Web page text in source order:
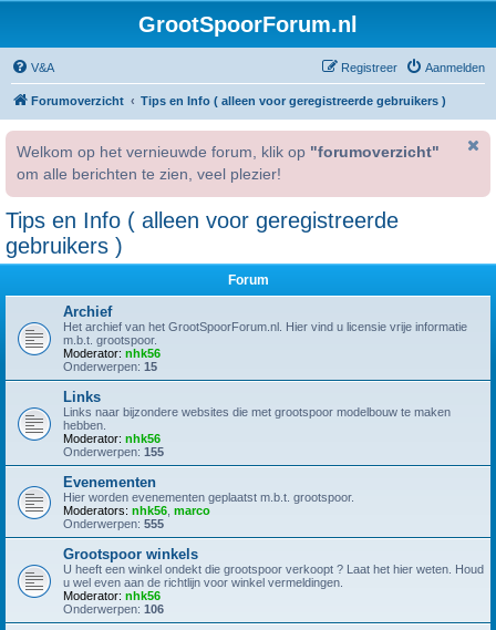
GrootSpoorForum.nl
V&A Aanmelden
Registreer
Forumoverzicht Tips en Info ( alleen voor geregistreerde gebruikers )
Welkom op het vernieuwde forum, klik op "forumoverzicht"
om alle berichten te zien, veel plezier!
Tips en Info ( alleen voor geregistreerde
gebruikers )
Forum
Archief
Het archief van het GrootSpoorForum.nl. Hier vind u licensie vrije informatie
m.b.t. grootspoor.
Moderator: nhk56
Onderwerpen: 15
Links
Links naar bijzondere websites die met grootspoor modelbouw te maken
hebben.
Moderator: nhk56
Onderwerpen: 155
Evenementen
Hier worden evenementen geplaatst m.b.t. grootspoor.
Moderators: nhk56 marco
Onderwerpen: 555
Grootspoor winkels
U heeft een winkel ondekt die grootspoor verkoopt ? Laat het hier weten. Houd
u wel even aan de richtlijn voor winkel vermeldingen.
Moderator: nhk56
Onderwerpen: 106